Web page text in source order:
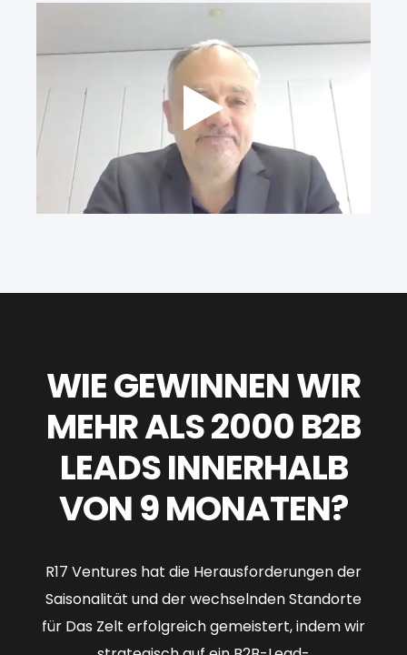
WIE GEWINNEN WIR
MEHR ALS 2000 B2B
LEADS INNERHALB
VON 9 MONATEN?
R17 Ventures hat die Herausforderungen der
Saisonalität und der wechselnden Standorte
für Das Zelt erfolgreich gemeistert, indem wir